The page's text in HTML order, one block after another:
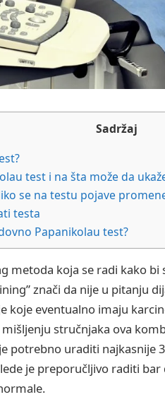
Sadržaj
test i na šta može da
se na testu pojave
testa
Papanikolau test?
metoda koja se radi kako
znači da nije u pitanju
koje eventualno imaju
stručnjaka ova
potrebno uraditi najkasnije
je preporučljivo raditi